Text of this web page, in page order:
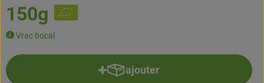
150g
Vrac bocal
ajouter
Ajouter le produit au panier